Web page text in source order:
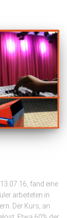
fand eine
arbeiteten in
Der Kurs, an